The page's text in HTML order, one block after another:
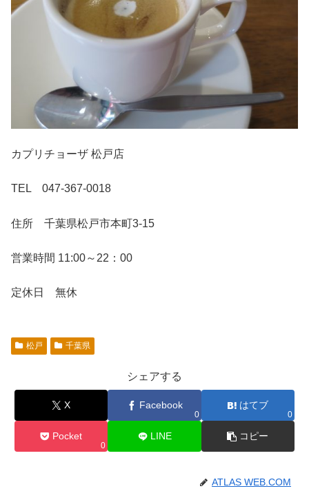
カプリチョーザ 松戸店
TEL 047-367-0018
住所 千葉県松戸市本町3-15
営業時間 11:00～22：00
定休日 無休
松戸 千葉県
シェアする
X Facebook
0
はてブ
0
Pocket
0
LINE コピー
ATLAS WEB.COM